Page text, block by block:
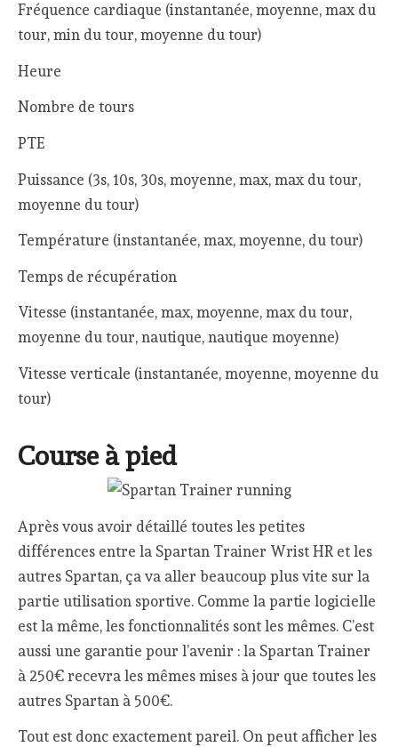
Fréquence cardiaque (instantanée, moyenne, max du
tour, min du tour, moyenne du tour)
Heure
Nombre de tours
PTE
Puissance (3s, 10s, 30s, moyenne, max, max du tour,
moyenne du tour)
Température (instantanée, max, moyenne, du tour)
Temps de récupération
Vitesse (instantanée, max, moyenne, max du tour,
moyenne du tour, nautique, nautique moyenne)
Vitesse verticale (instantanée, moyenne, moyenne du
tour)
Course à pied
Après vous avoir détaillé toutes les petites
différences entre la Spartan Trainer Wrist HR et les
autres Spartan, ça va aller beaucoup plus vite sur la
partie utilisation sportive. Comme la partie logicielle
est la même, les fonctionnalités sont les mêmes. C’est
aussi une garantie pour l’avenir : la Spartan Trainer
à 250€ recevra les mêmes mises à jour que toutes les
autres Spartan à 500€.
Tout est donc exactement pareil. On peut afficher les